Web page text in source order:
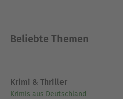
Beliebte Themen
Krimi & Thriller
Krimis aus Deutschland